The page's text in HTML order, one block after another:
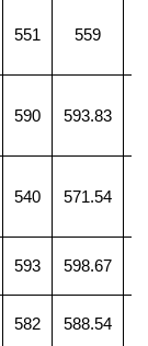
551 559
590 593.83
540 571.54
593 598.67
582 588.54